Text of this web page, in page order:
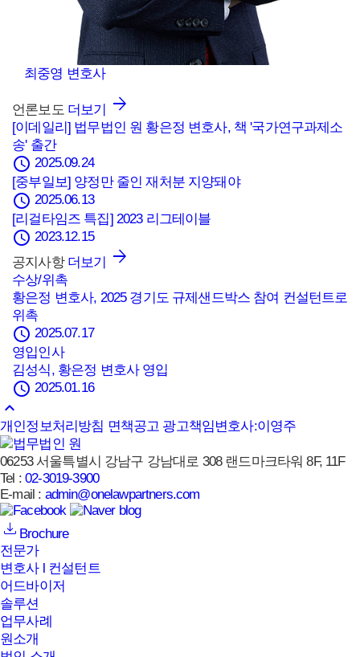
최중영 변호사
언론보도 더보기
[이데일리] 법무법인 원 황은정 변호사, 책 '국가연구과제소
송' 출간
schedule 2025.09.24
[중부일보] 양정만 줄인 재처분 지양돼야
schedule 2025.06.13
[리걸타임즈 특집] 2023 리그테이블
schedule 2023.12.15
공지사항 더보기
수상/위촉
황은정 변호사, 2025 경기도 규제샌드박스 참여 컨설턴트로
위촉
schedule 2025.07.17
영입인사
김성식, 황은정 변호사 영입
schedule 2025.01.16
keyboard_arrow_up
개인정보처리방침 면책공고 광고책임변호사:이영주
06253 서울특별시 강남구 강남대로 308 랜드마크타워 8F, 11F
Tel :02-3019-3900
E-mail : admin@onelawpartners.com
Brochure
전문가
변호사 l 컨설턴트
어드바이저
솔루션
업무사례
원소개